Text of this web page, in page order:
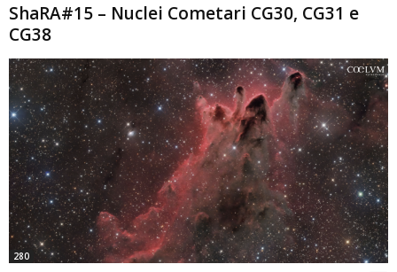
ShaRA#15 – Nuclei Cometari CG30, CG31 e
CG38
280